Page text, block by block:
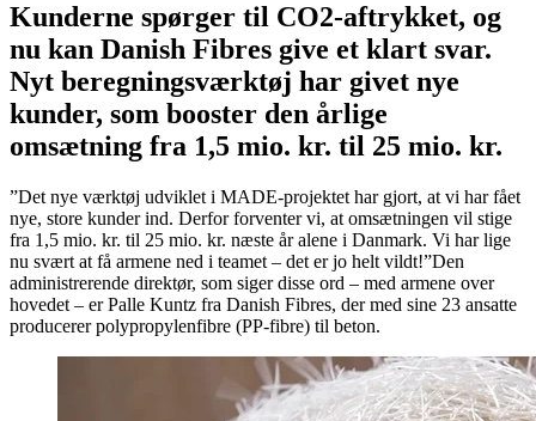
Kunderne spørger til CO2-aftrykket, og
nu kan Danish Fibres give et klart svar.
Nyt beregningsværktøj har givet nye
kunder, som booster den årlige
omsætning fra 1,5 mio. kr. til 25 mio. kr.
”Det nye værktøj udviklet i MADE-projektet har gjort, at vi har fået
nye, store kunder ind. Derfor forventer vi, at omsætningen vil stige
fra 1,5 mio. kr. til 25 mio. kr. næste år alene i Danmark. Vi har lige
nu svært at få armene ned i teamet – det er jo helt vildt!”Den
administrerende direktør, som siger disse ord – med armene over
hovedet – er Palle Kuntz fra Danish Fibres, der med sine 23 ansatte
producerer polypropylenfibre (PP-fibre) til beton.